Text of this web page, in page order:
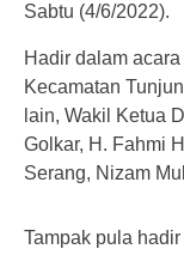
Sabtu (4/6/2022).
Hadir dalam
Kecamatan
lain, Wakil Ketua
Golkar, H. Fahmi
Serang, Nizam
Tampak pula